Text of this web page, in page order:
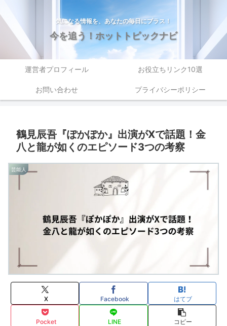
気になる情報を、あなたの毎日にプラス！
今を追う！ホットトピックナビ
運営者プロフィール お役立ちリンク10選
お問い合わせ プライバシーポリシー
鶴見辰吾『ぽかぽか』出演がXで話題！金
八と龍が如くのエピソード3つの考察
芸能人
X Facebook はてブ
Pocket LINE コピー